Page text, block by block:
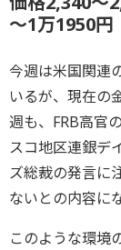
～1万1950円
今週は米国関連
いるが、現在の
週も、FRB高官
スコ地区連銀デ
ズ総裁の発言に
ないとの内容に
このような環境